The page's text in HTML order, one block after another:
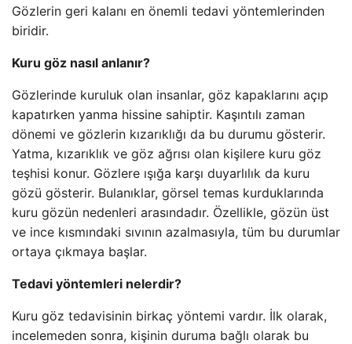
Gözlerin geri kalanı en önemli tedavi yöntemlerinden
biridir.
Kuru göz nasıl anlanır?
Gözlerinde kuruluk olan insanlar, göz kapaklarını açıp
kapatırken yanma hissine sahiptir. Kaşıntılı zaman
dönemi ve gözlerin kızarıklığı da bu durumu gösterir.
Yatma, kızarıklık ve göz ağrısı olan kişilere kuru göz
teşhisi konur. Gözlere ışığa karşı duyarlılık da kuru
gözü gösterir. Bulanıklar, görsel temas kurduklarında
kuru gözün nedenleri arasındadır. Özellikle, gözün üst
ve ince kısmındaki sıvının azalmasıyla, tüm bu durumlar
ortaya çıkmaya başlar.
Tedavi yöntemleri nelerdir?
Kuru göz tedavisinin birkaç yöntemi vardır. İlk olarak,
incelemeden sonra, kişinin duruma bağlı olarak bu